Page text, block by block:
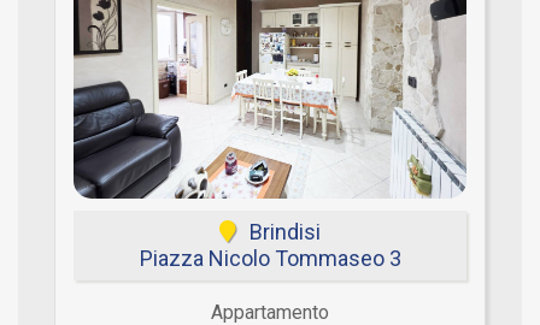
Brindisi
Piazza Nicolo Tommaseo 3
Appartamento